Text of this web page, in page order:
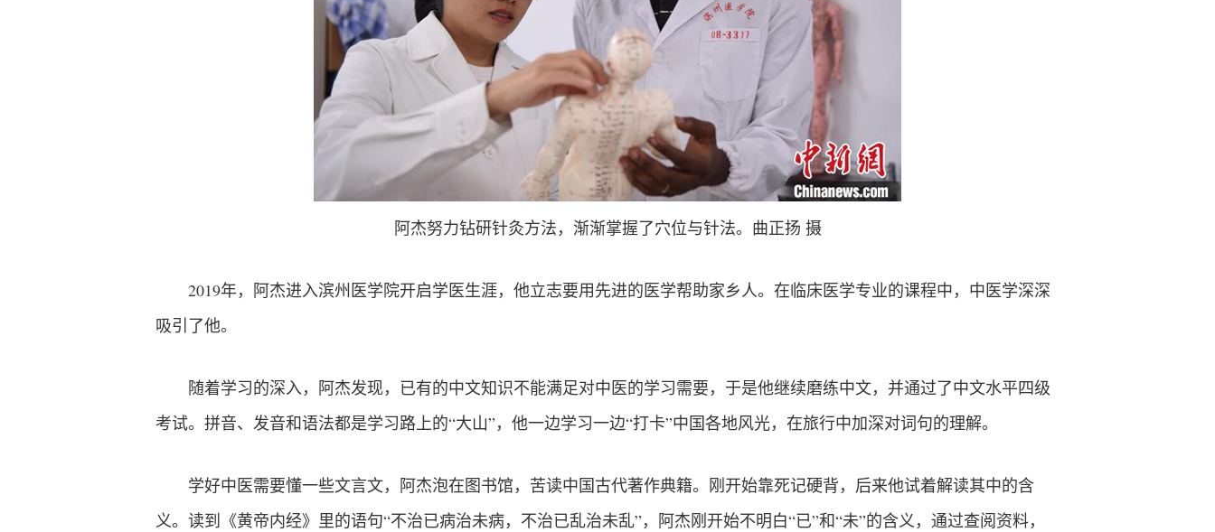
阿杰努力钻研针灸方法，渐渐掌握了穴位与针法。曲正扬 摄
2019年，阿杰进入滨州医学院开启学医生涯，他立志要用先进的医学帮助家乡人。在临床医学专业的课程中，中医学深深
吸引了他。
随着学习的深入，阿杰发现，已有的中文知识不能满足对中医的学习需要，于是他继续磨练中文，并通过了中文水平四级
考试。拼音、发音和语法都是学习路上的“大山”，他一边学习一边“打卡”中国各地风光，在旅行中加深对词句的理解。
学好中医需要懂一些文言文，阿杰泡在图书馆，苦读中国古代著作典籍。刚开始靠死记硬背，后来他试着解读其中的含
义。读到《黄帝内经》里的语句“不治已病治未病，不治已乱治未乱”，阿杰刚开始不明白“已”和“未”的含义，通过查阅资料，